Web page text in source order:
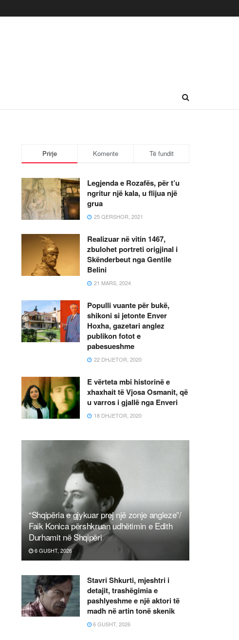
Prirje Komente Të fundit
Legjenda e Rozafës, për t’u
ngritur një kala, u flijua një
grua
25 QERSHOR, 2021
Realizuar në vitin 1467,
zbulohet portreti origjinal i
Skënderbeut nga Gentile
Belini
21 MARS, 2024
Populli vuante për bukë,
shikoni si jetonte Enver
Hoxha, gazetari anglez
publikon fotot e
pabesueshme
22 DHJETOR, 2020
E vërteta mbi historinë e
xhaxhait të Vjosa Osmanit, që
u varros i gjallë nga Enveri
18 DHJETOR, 2020
“Shqipëria e gjykuar prej një zonje angleze”/
Faik Konica përshkruan udhëtimin e Edith
Durhamit në Shqipëri
6 GUSHT, 2026
Stavri Shkurti, mjeshtri i
detajit, trashëgimia e
pashlyeshme e një aktori të
madh në artin tonë skenik
6 GUSHT, 2026